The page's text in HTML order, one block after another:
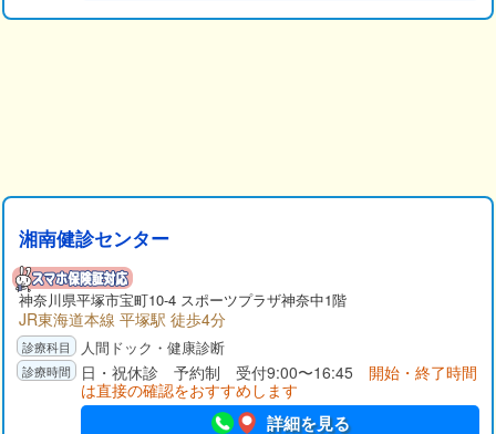
湘南健診センター
神奈川県平塚市宝町10-4 スポーツプラザ神奈中1階
JR東海道本線 平塚駅 徒歩4分
人間ドック・健康診断
日・祝休診 予約制 受付9:00〜16:45 開始・終了時間
は直接の確認をおすすめします
詳細を見る